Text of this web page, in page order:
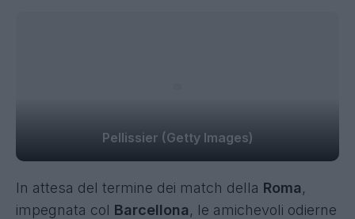
Pellissier (Getty Images)
In attesa del termine dei match della Roma,
impegnata col Barcellona, le amichevoli odierne